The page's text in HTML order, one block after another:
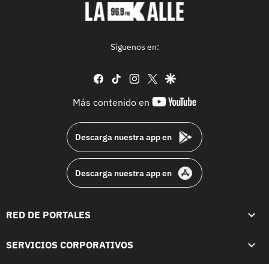
Síguenos en:
facebook
tiktok instagram
twittergoogle
Más contenido en
youtube-
Descarga nuestra app en
Descarga nuestra app en
RED DE PORTALES
SERVICIOS CORPORATIVOS